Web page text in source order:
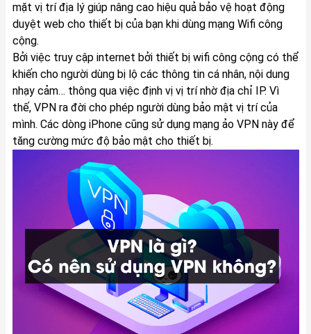
mặt vị trí địa lý giúp nâng cao hiệu quả bảo vệ hoạt động
duyệt web cho thiết bị của bạn khi dùng mạng Wifi công
cộng.
Bởi việc truy cập internet bởi thiết bị wifi công cộng có thể
khiến cho người dùng bị lộ các thông tin cá nhân, nội dung
nhạy cảm… thông qua việc định vị vị trí nhờ địa chỉ IP. Vì
thế, VPN ra đời cho phép người dùng bảo mật vị trí của
mình. Các dòng iPhone cũng sử dụng mạng ảo VPN này để
tăng cường mức độ bảo mật cho thiết bị.